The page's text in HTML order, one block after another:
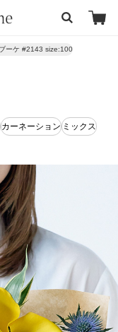
ーケ #2143 size:100
カーネーションミックス